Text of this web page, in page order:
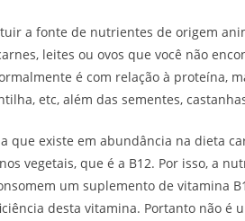
a fonte de nutrientes de origem
leites ou ovos que você não
é com relação à proteína,
etc, além das sementes,
que existe em abundância na dieta
vegetais, que é a B12. Por isso, a
um suplemento de vitamina
desta vitamina. Portanto não é